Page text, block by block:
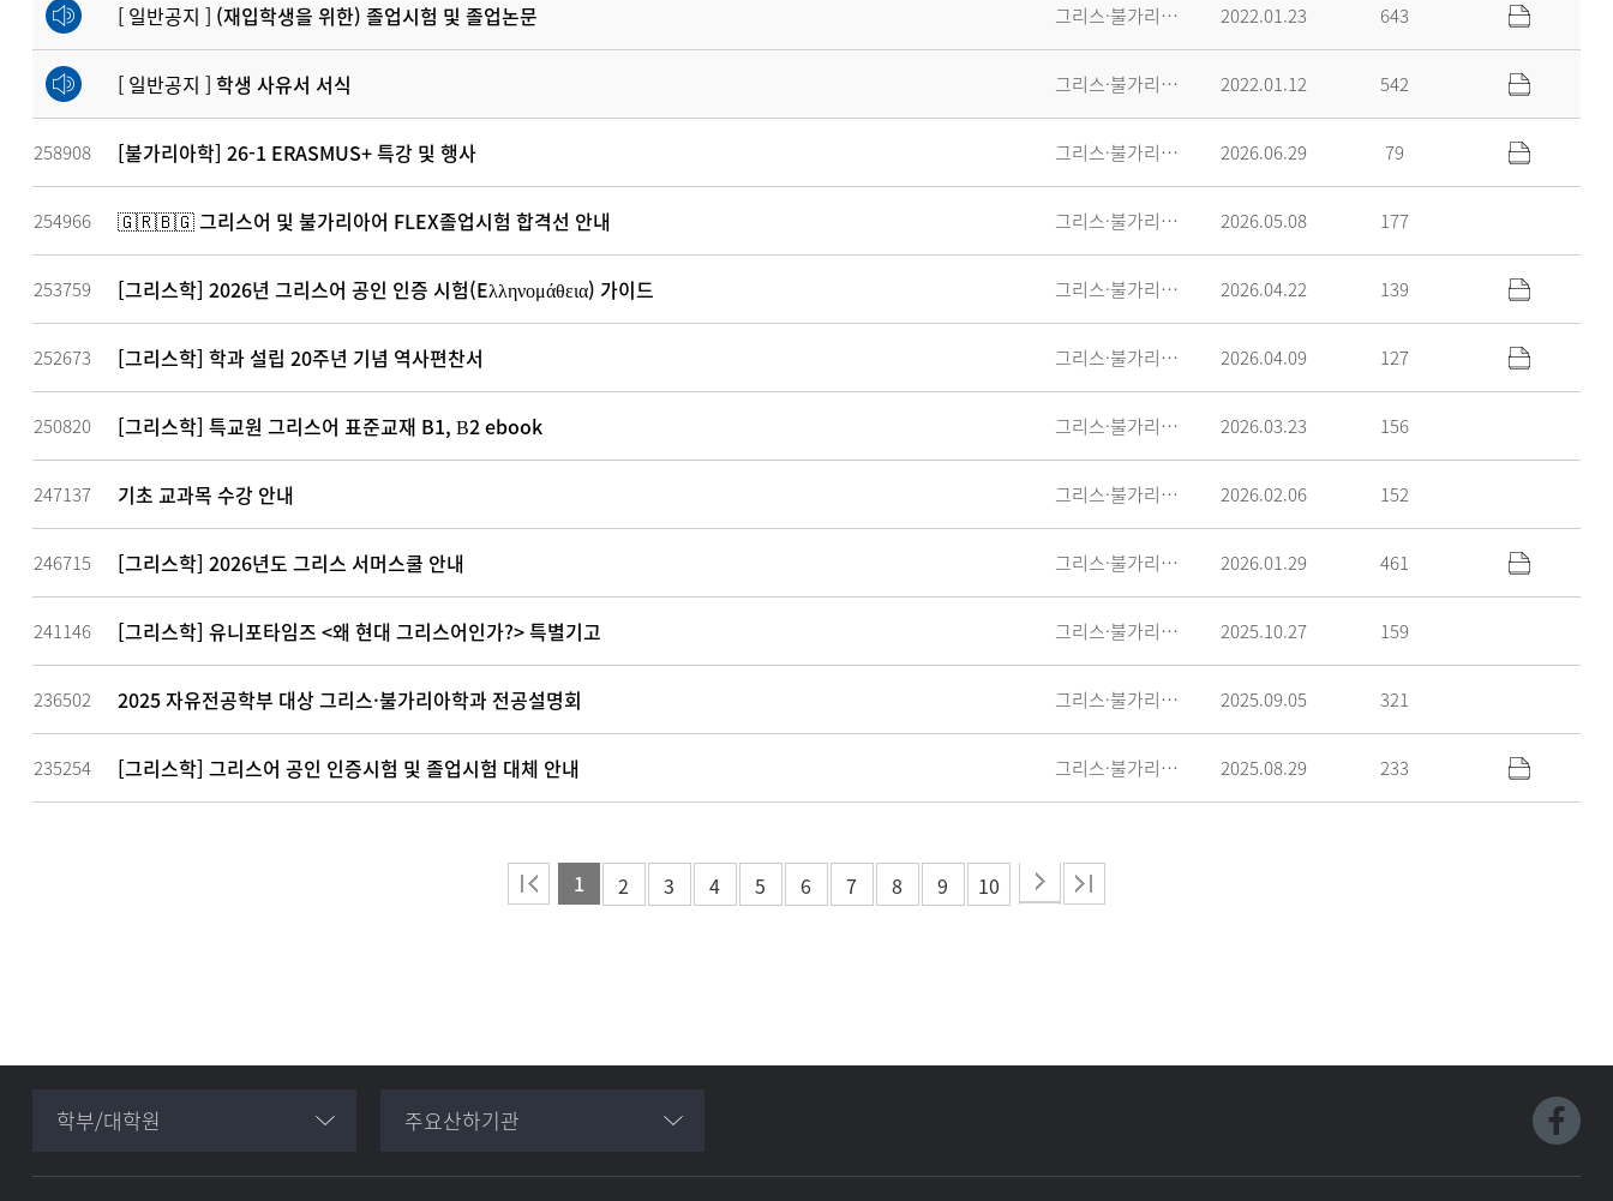
[ 일반공지 ] (재입학생을 위한) 졸업시험 및 졸업논문 그리스·불가리아학과 2022.01.23 643
[ 일반공지 ] 학생 사유서 서식 그리스·불가리아학과 2022.01.12 542
258908 [불가리아학] 26-1 ERASMUS+ 특강 및 행사 그리스·불가리아학과 2026.06.29 79
254966 🇬🇷🇧🇬 그리스어 및 불가리아어 FLEX졸업시험 합격선 안내 그리스·불가리아학과 2026.05.08 177
253759 [그리스학] 2026년 그리스어 공인 인증 시험(Eλληνομάθεια) 가이드 그리스·불가리아학과 2026.04.22 139
252673 [그리스학] 학과 설립 20주년 기념 역사편찬서 그리스·불가리아학과 2026.04.09 127
250820 [그리스학] 특교원 그리스어 표준교재 B1, Β2 ebook 그리스·불가리아학과 2026.03.23 156
247137 기초 교과목 수강 안내 그리스·불가리아학과 2026.02.06 152
246715 [그리스학] 2026년도 그리스 서머스쿨 안내 그리스·불가리아학과 2026.01.29 461
241146 [그리스학] 유니포타임즈 <왜 현대 그리스어인가?> 특별기고 그리스·불가리아학과 2025.10.27 159
236502 2025 자유전공학부 대상 그리스·불가리아학과 전공설명회 그리스·불가리아학과 2025.09.05 321
235254 [그리스학] 그리스어 공인 인증시험 및 졸업시험 대체 안내 그리스·불가리아학과 2025.08.29 233
1 2 3 4 5 6 7 8 9 10
학부/대학원 주요산하기관